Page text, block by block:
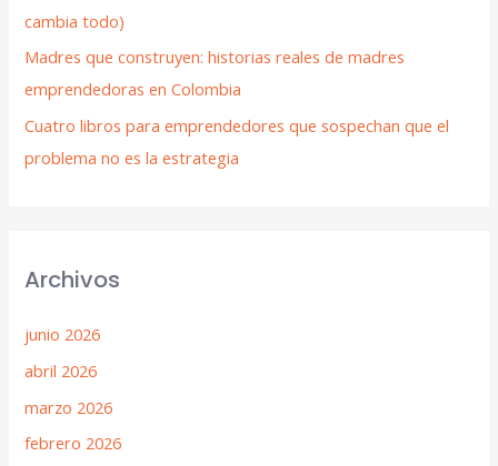
cambia todo)
Madres que construyen: historias reales de madres
emprendedoras en Colombia
Cuatro libros para emprendedores que sospechan que el
problema no es la estrategia
Archivos
junio 2026
abril 2026
marzo 2026
febrero 2026